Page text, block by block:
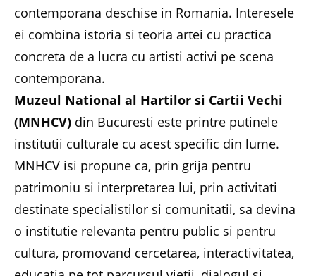
contemporana deschise in Romania. Interesele
ei combina istoria si teoria artei cu practica
concreta de a lucra cu artisti activi pe scena
contemporana.
Muzeul National al Hartilor si Cartii Vechi
(MNHCV) din Bucuresti este printre putinele
institutii culturale cu acest specific din lume.
MNHCV isi propune ca, prin grija pentru
patrimoniu si interpretarea lui, prin activitati
destinate specialistilor si comunitatii, sa devina
o institutie relevanta pentru public si pentru
cultura, promovand cercetarea, interactivitatea,